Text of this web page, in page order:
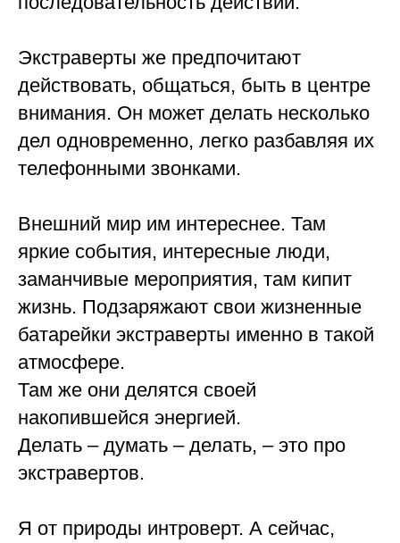
Экстраверты же предпочитают
действовать, общаться, быть в центре
внимания. Он может делать несколько
дел одновременно, легко разбавляя их
телефонными звонками.
Внешний мир им интереснее. Там
яркие события, интересные люди,
заманчивые мероприятия, там кипит
жизнь. Подзаряжают свои жизненные
батарейки экстраверты именно в такой
атмосфере.
Там же они делятся своей
накопившейся энергией.
Делать – думать – делать, – это про
экстравертов.
Я от природы интроверт. А сейчас,